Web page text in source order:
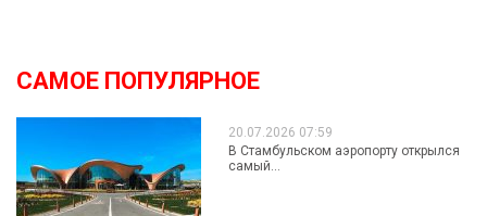
САМОЕ ПОПУЛЯРНОЕ
20.07.2026 07:59
В Стамбульском аэропорту открылся
самый...